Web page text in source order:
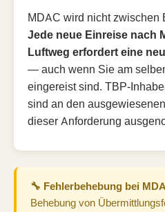
MDAC wird nicht zwischen
Jede neue Einreise nach
Luftweg erfordert eine
— auch wenn Sie am
eingereist sind. TBP-
sind an den
dieser Anforderung
🔧 Fehlerbehebung bei
Behebung von